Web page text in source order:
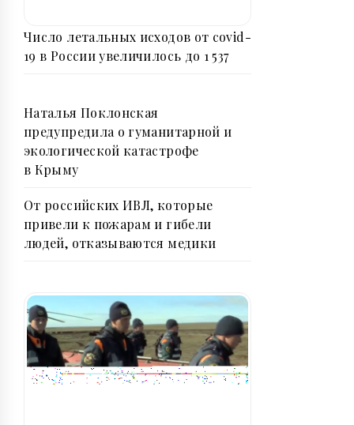
Число летальных исходов от covid-
19 в России увеличилось до 1 537
Наталья Поклонская
предупредила о гуманитарной и
экологической катастрофе
в Крыму
От российских ИВЛ, которые
привели к пожарам и гибели
людей, отказываются медики